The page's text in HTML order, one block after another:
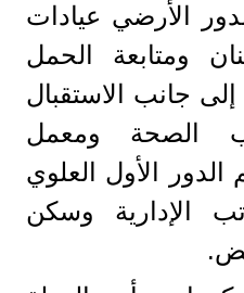
الأرضي عيادات
ومتابعة الحمل
جانب الاستقبال
الصحة ومعمل
الدور الأول العلوي
الإدارية وسكن